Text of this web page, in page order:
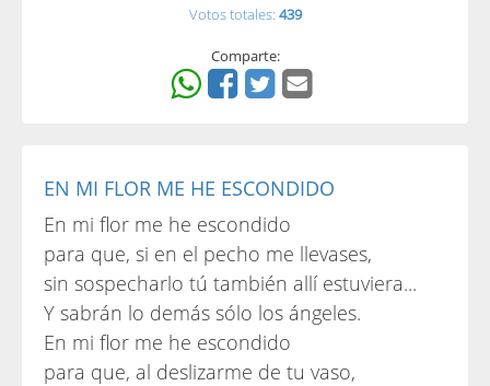
Votos totales: 439
Comparte:
EN MI FLOR ME HE ESCONDIDO
En mi flor me he escondido
para que, si en el pecho me llevases,
sin sospecharlo tú también allí estuviera...
Y sabrán lo demás sólo los ángeles.
En mi flor me he escondido
para que, al deslizarme de tu vaso,